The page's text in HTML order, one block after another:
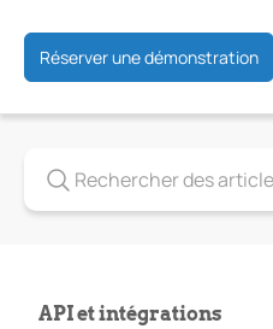
Réserver une démonstration
API et intégrations